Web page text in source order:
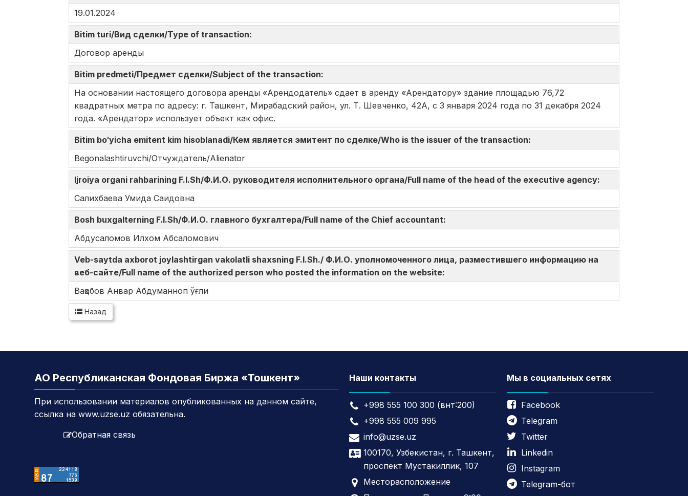
19.01.2024
Bitim turi/Вид сделки/Type of transaction:
Договор аренды
Bitim predmeti/Предмет сделки/Subject of the transaction:
На основании настоящего договора аренды «Арендодатель» сдает в аренду «Арендатору» здание площадью 76,72
квадратных метра по адресу: г. Ташкент, Мирабадский район, ул. Т. Шевченко, 42А, с 3 января 2024 года по 31 декабря 2024
года. «Арендатор» использует объект как офис.
Bitim bo‘yicha emitent kim hisoblanadi/Кем является эмитент по сделке/Who is the issuer of the transaction:
Begonalashtiruvchi/Отчуждатель/Alienator
Ijroiya organi rahbarining F.I.Sh/Ф.И.О. руководителя исполнительного органа/Full name of the head of the executive agency:
Салихбаева Умида Саидовна
Bosh buxgalterning F.I.Sh/Ф.И.О. главного бухгалтера/Full name of the Chief accountant:
Абдусаломов Илхом Абсаломович
Veb-saytda axborot joylashtirgan vakolatli shaxsning F.I.Sh./ Ф.И.О. уполномоченного лица, разместившего информацию на
веб-сайте/Full name of the authorized person who posted the information on the website:
Ваҳобов Анвар Абдуманноп ўғли
Назад
АО Республиканская Фондовая Биржа «Тошкент»
При использовании материалов опубликованных на данном сайте,
ссылка на www.uzse.uz обязательна.
Обратная связь
Наши контакты
+998 555 100 300 (внт:200)
+998 555 009 995
info@uzse.uz
100170, Узбекистан, г. Ташкент,
проспект Мустакиллик, 107
Месторасположение
Мы в социальных сетях
Facebook
Telegram
Twitter
Linkedin
Instagram
Telegram-бот